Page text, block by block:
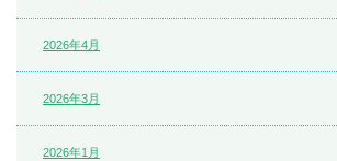
2026年4月
2026年3月
2026年1月